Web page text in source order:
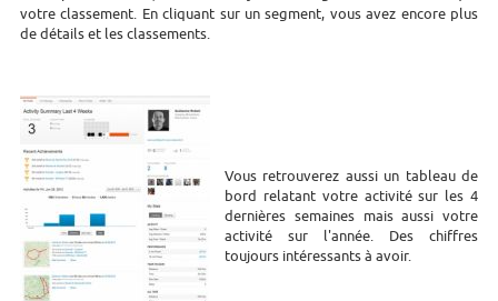
votre classement. En cliquant sur un segment, vous avez encore plus
de détails et les classements.
Vous retrouverez aussi un tableau de
bord relatant votre activité sur les 4
dernières semaines mais aussi votre
activité sur l'année. Des chiffres
toujours intéressants à avoir.